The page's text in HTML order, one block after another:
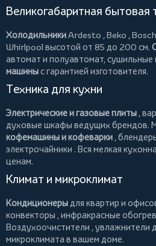
Великогабаритная бытовая
ХолодильникиArdesto ,Beko ,Bosch
Whirlpool высотой от 85 до 200 см.
автомат и полуавтомат,сушильные
машиныс гарантией изготовителя.
Техника для кухни
Электрические и газовые плиты ,
духовые шкафы ведущих брендов.
кофемашины и кофеварки ,
электрочайники . Вся мелкая
ценам.
Климат и микроклимат
Кондиционерыдля квартир и
конвекторы ,инфракрасные
Воздухоочистители , увлажнители
микроклимата в вашем доме.